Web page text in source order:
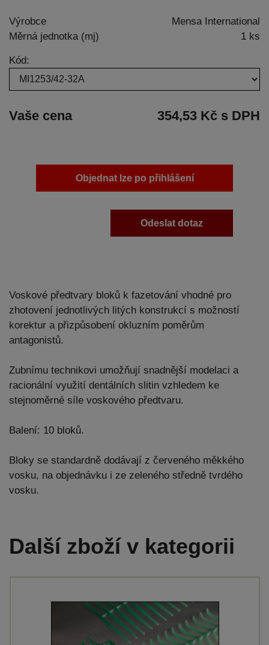
Výrobce
Mensa International
Měrná jednotka (mj)
1 ks
Kód:
Vaše cena 354,53 Kč s DPH
Objednat lze po přihlášení
Odeslat dotaz
Voskové předtvary bloků k fazetování vhodné pro
zhotovení jednotlivých litých konstrukcí s možností
korektur a přizpůsobení okluzním poměrům
antagonistů.
Zubnímu technikovi umožňují snadnější modelaci a
racionální využití dentálních slitin vzhledem ke
stejnoměrné síle voskového předtvaru.
Balení: 10 bloků.
Bloky se standardně dodávají z červeného měkkého
vosku, na objednávku i ze zeleného středně tvrdého
vosku.
Další zboží v kategorii